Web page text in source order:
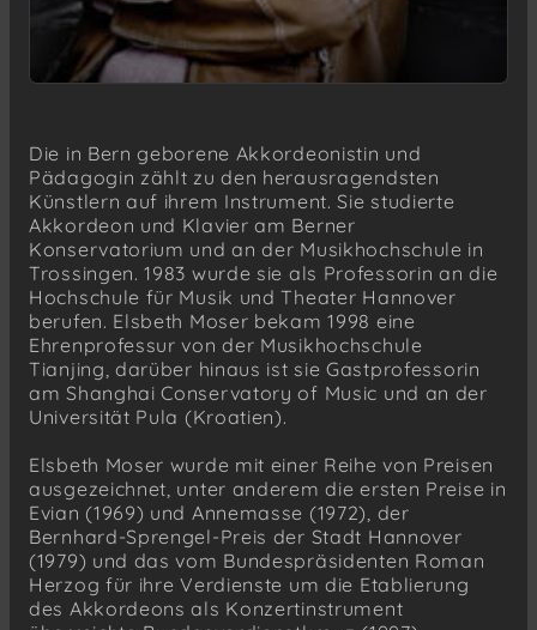
Die in Bern geborene Akkordeonistin und
Pädagogin zählt zu den herausragendsten
Künstlern auf ihrem Instrument. Sie studierte
Akkordeon und Klavier am Berner
Konservatorium und an der Musikhochschule in
Trossingen. 1983 wurde sie als Professorin an die
Hochschule für Musik und Theater Hannover
berufen. Elsbeth Moser bekam 1998 eine
Ehrenprofessur von der Musikhochschule
Tianjing, darüber hinaus ist sie Gastprofessorin
am Shanghai Conservatory of Music und an der
Universität Pula (Kroatien).
Elsbeth Moser wurde mit einer Reihe von Preisen
ausgezeichnet, unter anderem die ersten Preise in
Evian (1969) und Annemasse (1972), der
Bernhard-Sprengel-Preis der Stadt Hannover
(1979) und das vom Bundespräsidenten Roman
Herzog für ihre Verdienste um die Etablierung
des Akkordeons als Konzertinstrument